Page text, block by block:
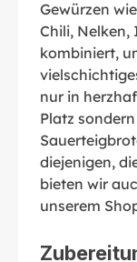
Gewürzen
Chili,
kombiniert,
nur in
Platz
diejenigen,
bieten wir
unserem